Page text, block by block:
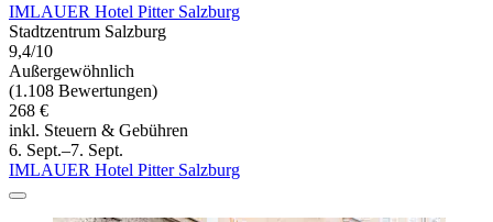
IMLAUER Hotel Pitter Salzburg
Stadtzentrum Salzburg
9,4/10
Außergewöhnlich
(1.108 Bewertungen)
268 €
inkl. Steuern & Gebühren
6. Sept.–7. Sept.
IMLAUER Hotel Pitter Salzburg